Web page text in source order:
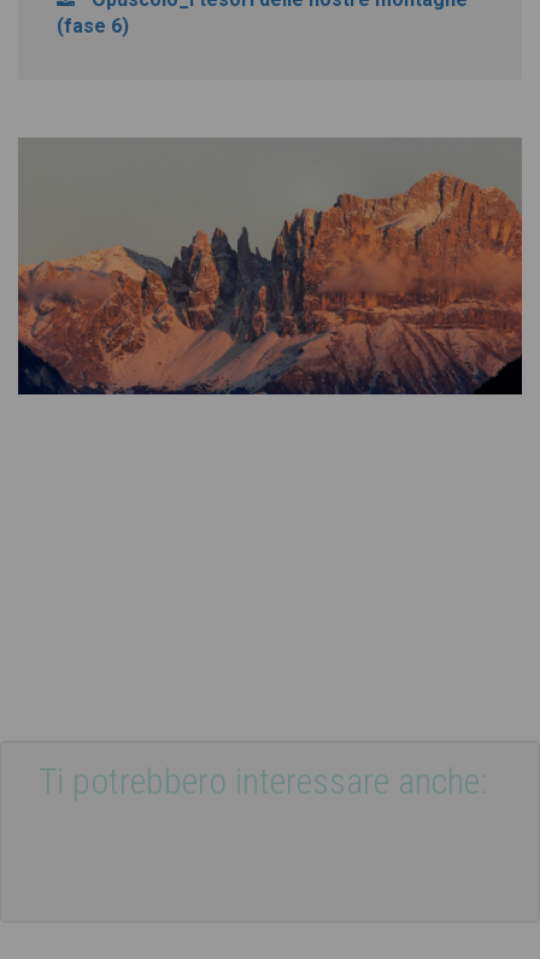
(fase 6)
Ti potrebbero interessare anche: